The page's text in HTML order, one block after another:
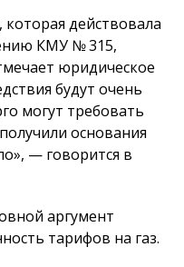
действовала
КМУ № 315,
юридическое
будут очень
могут требовать
основания
— говорится в
аргумент
тарифов на газ.